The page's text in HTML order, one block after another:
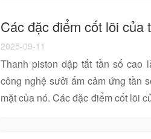
304, 316) được ưu tiên. Những
cao và khả năng chống ăn mòn.
2025-09-11
Thanh piston dập tắt tần số cao
công nghệ sưởi ấm cảm ứng tần
mặt của nó. Các đặc điểm cốt lõi